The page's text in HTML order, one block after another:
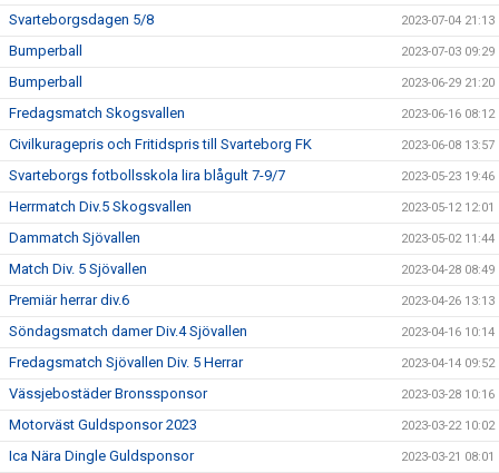
Svarteborgsdagen 5/8 2023-07-04 21:13
Bumperball 2023-07-03 09:29
Bumperball 2023-06-29 21:20
Fredagsmatch Skogsvallen 2023-06-16 08:12
Civilkuragepris och Fritidspris till Svarteborg FK 2023-06-08 13:57
Svarteborgs fotbollsskola lira blågult 7-9/7 2023-05-23 19:46
Herrmatch Div.5 Skogsvallen 2023-05-12 12:01
Dammatch Sjövallen 2023-05-02 11:44
Match Div. 5 Sjövallen 2023-04-28 08:49
Premiär herrar div.6 2023-04-26 13:13
Söndagsmatch damer Div.4 Sjövallen 2023-04-16 10:14
Fredagsmatch Sjövallen Div. 5 Herrar 2023-04-14 09:52
Vässjebostäder Bronssponsor 2023-03-28 10:16
Motorväst Guldsponsor 2023 2023-03-22 10:02
Ica Nära Dingle Guldsponsor 2023-03-21 08:01